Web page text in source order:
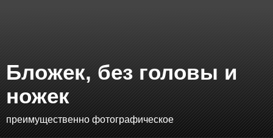
Бложек, без головы и
ножек
преимущественно фотографическое